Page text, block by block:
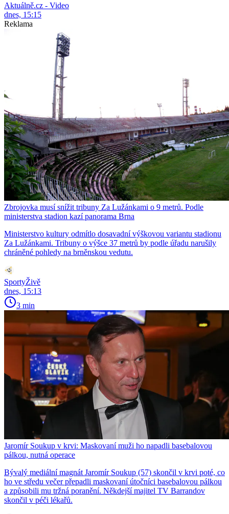
Aktuálně.cz - Video
dnes, 15:15
Reklama
Zbrojovka musí snížit tribuny Za Lužánkami o 9 metrů. Podle
ministerstva stadion kazí panorama Brna
Ministerstvo kultury odmítlo dosavadní výškovou variantu stadionu
Za Lužánkami. Tribuny o výšce 37 metrů by podle úřadu narušily
chráněné pohledy na brněnskou vedutu.
SportyŽivě
dnes, 15:13
3 min
Jaromír Soukup v krvi: Maskovaní muži ho napadli basebalovou
pálkou, nutná operace
Bývalý mediální magnát Jaromír Soukup (57) skončil v krvi poté, co
ho ve středu večer přepadli maskovaní útočníci basebalovou pálkou
a způsobili mu tržná poranění. Někdejší majitel TV Barrandov
skončil v péči lékařů.